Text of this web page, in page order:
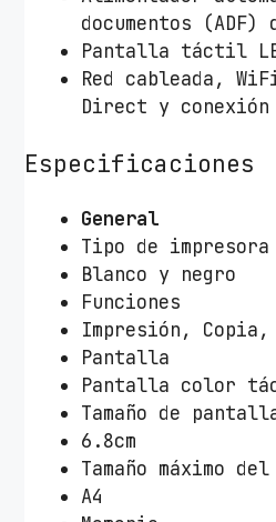
documentos
Pantalla táctil
Red cableada,
Direct y
Especificaciones
General
Tipo de impresora
Blanco y negro
Funciones
Impresión, Copia,
Pantalla
Pantalla color
Tamaño de
6.8cm
Tamaño máximo
A4